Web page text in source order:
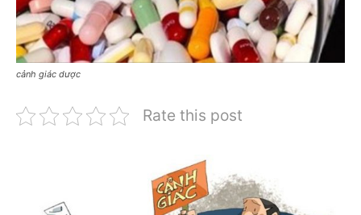
cảnh giác dược
Rate this post